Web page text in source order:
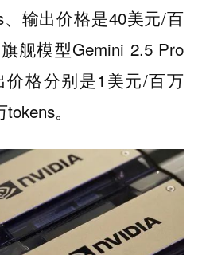
输出价格是40美元/百
舰模型Gemini 2.5 Pro
价格分别是1美元/百万
。